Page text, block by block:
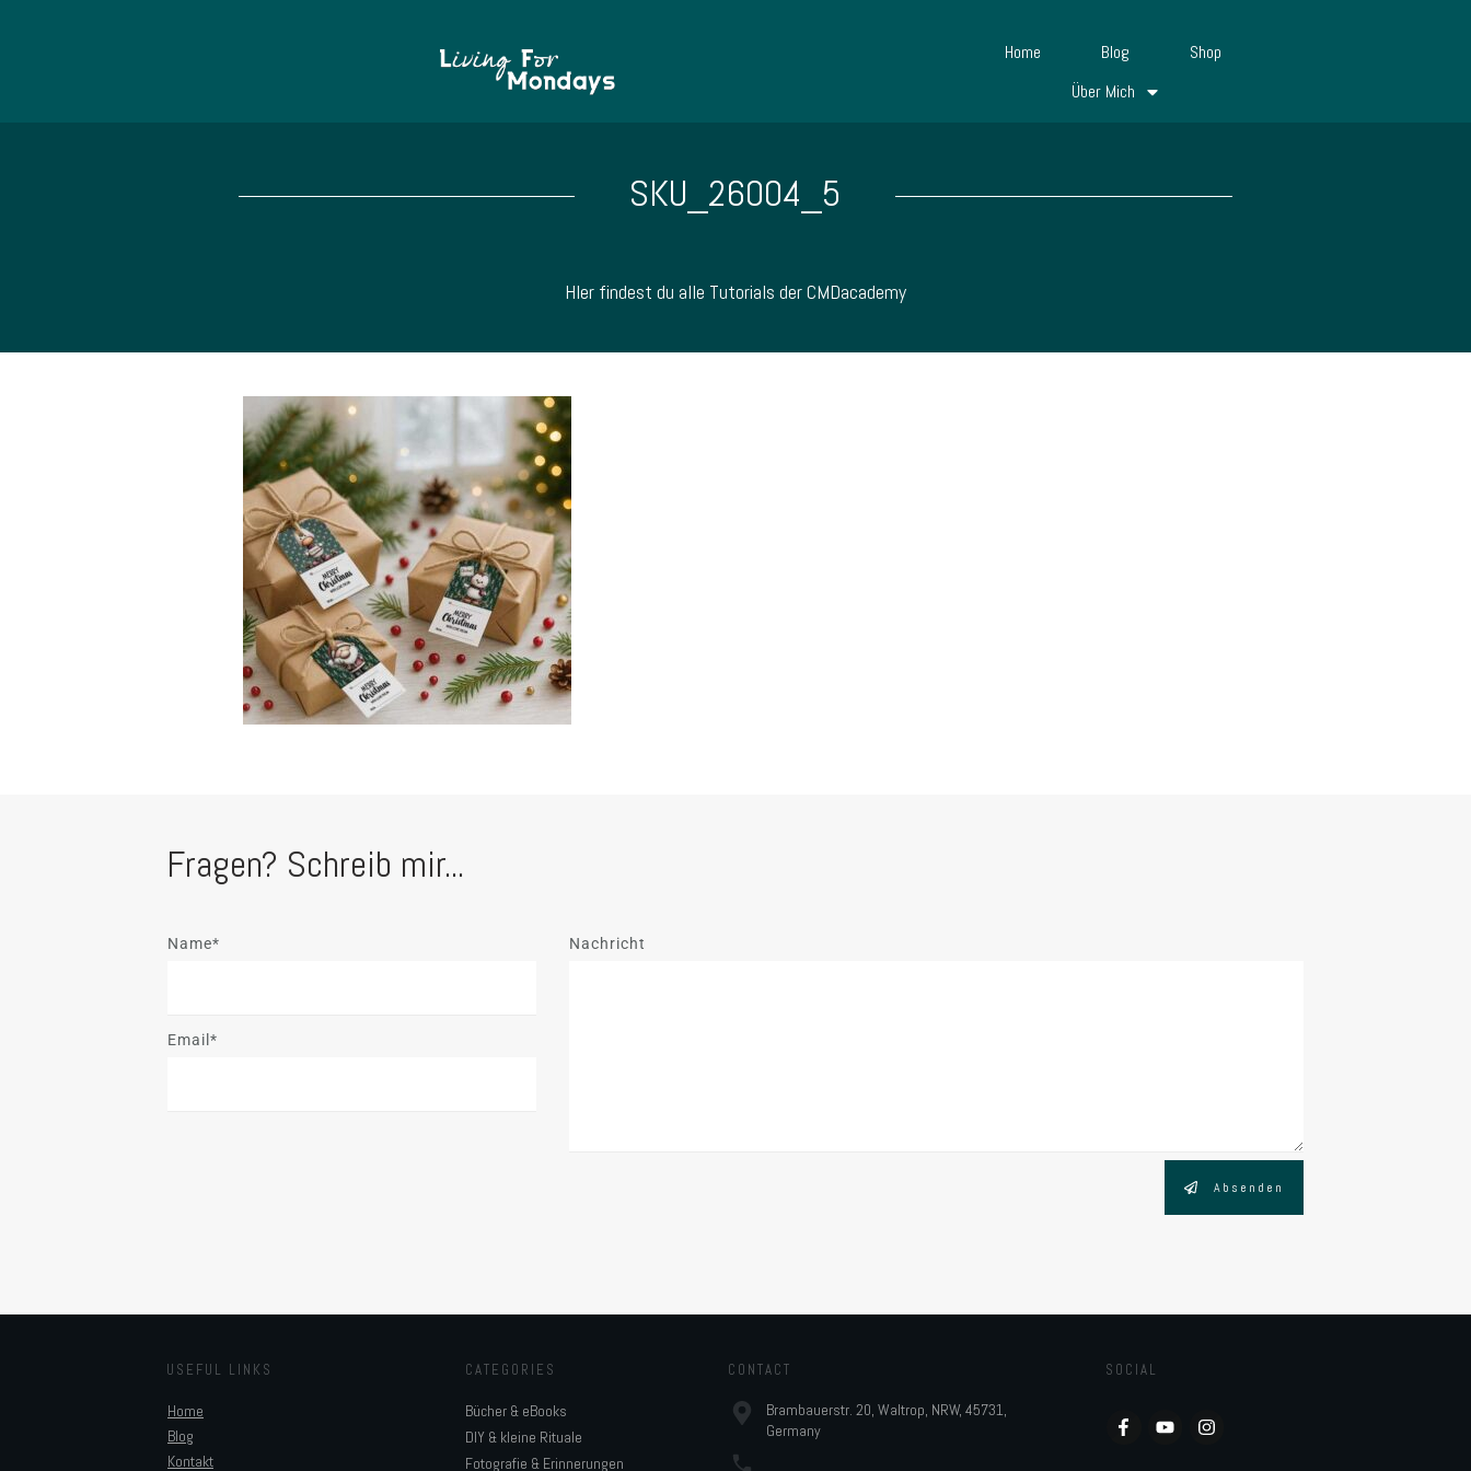
Home Blog
Shop
Über Mich
SKU_26004_5
HIer findest du alle Tutorials der CMDacademy
Fragen? Schreib mir...
Name*
Email*
Nachricht
Absenden
USEFUL LINKS
Home
Blog
Kontakt
CATEGORIES
Bücher & eBooks
DIY & kleine Rituale
Fotografie & Erinnerungen
CONTACT
Brambauerstr. 20, Waltrop, NRW, 45731,
Germany
SOCIAL